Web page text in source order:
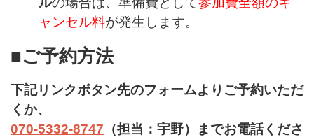
ャンセル料が発生します。
■ご予約方法
下記リンクボタン先のフォームよりご予約いただ
くか、
070-5332-8747 （担当：宇野）までお電話くださ